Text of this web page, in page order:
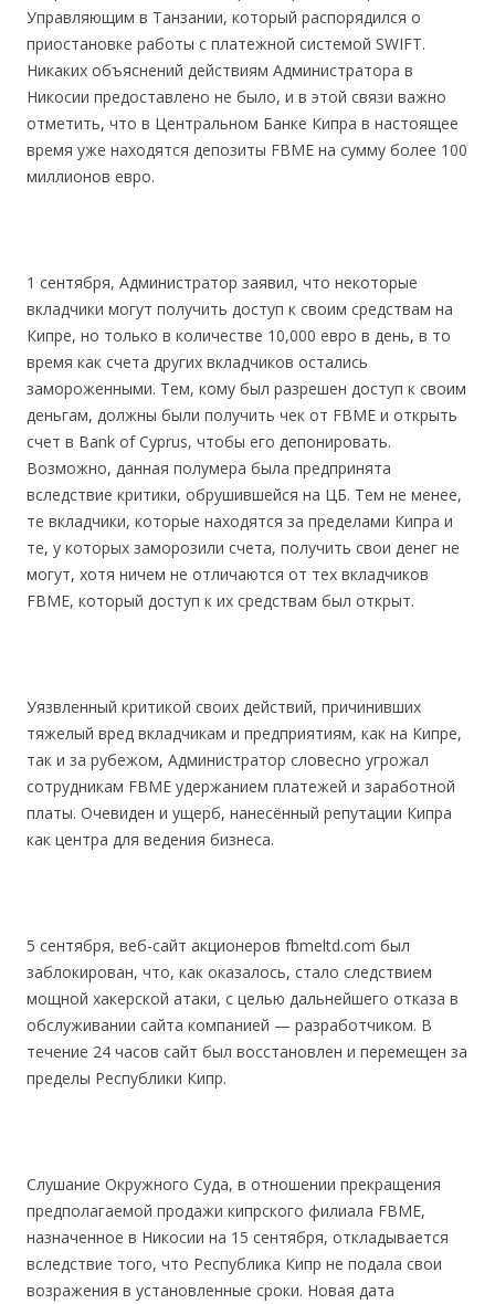
Управляющим в Танзании, который распорядился о
приостановке работы с платежной системой SWIFT.
Никаких объяснений действиям Администратора в
Никосии предоставлено не было, и в этой связи важно
отметить, что в Центральном Банке Кипра в настоящее
время уже находятся депозиты FBME на сумму более 100
миллионов евро.
1 сентября, Администратор заявил, что некоторые
вкладчики могут получить доступ к своим средствам на
Кипре, но только в количестве 10,000 евро в день, в то
время как счета других вкладчиков остались
замороженными. Тем, кому был разрешен доступ к своим
деньгам, должны были получить чек от FBME и открыть
счет в Bank of Cyprus, чтобы его депонировать.
Возможно, данная полумера была предпринята
вследствие критики, обрушившейся на ЦБ. Тем не менее,
те вкладчики, которые находятся за пределами Кипра и
те, у которых заморозили счета, получить свои денег не
могут, хотя ничем не отличаются от тех вкладчиков
FBME, который доступ к их средствам был открыт.
Уязвленный критикой своих действий, причинивших
тяжелый вред вкладчикам и предприятиям, как на Кипре,
так и за рубежом, Администратор словесно угрожал
сотрудникам FBME удержанием платежей и заработной
платы. Очевиден и ущерб, нанесённый репутации Кипра
как центра для ведения бизнеса.
5 сентября, веб-сайт акционеров fbmeltd.com был
заблокирован, что, как оказалось, стало следствием
мощной хакерской атаки, с целью дальнейшего отказа в
обслуживании сайта компанией — разработчиком. В
течение 24 часов сайт был восстановлен и перемещен за
пределы Республики Кипр.
Слушание Окружного Суда, в отношении прекращения
предполагаемой продажи кипрского филиала FBME,
назначенное в Никосии на 15 сентября, откладывается
вследствие того, что Республика Кипр не подала свои
возражения в установленные сроки. Новая дата